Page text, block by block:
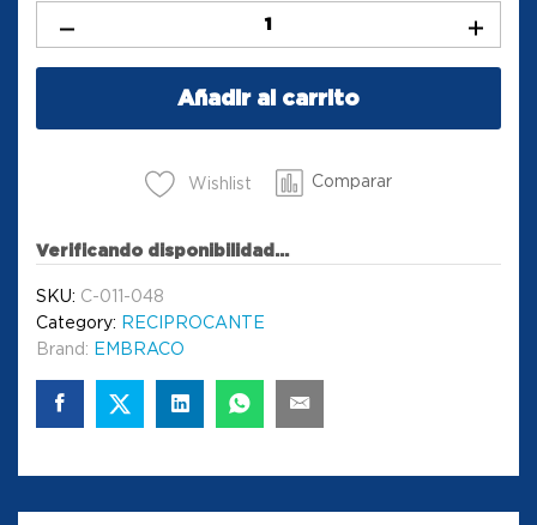
Añadir al carrito
Wishlist Comparar
Verificando disponibilidad...
SKU: C-011-048
Category: RECIPROCANTE
Brand: EMBRACO